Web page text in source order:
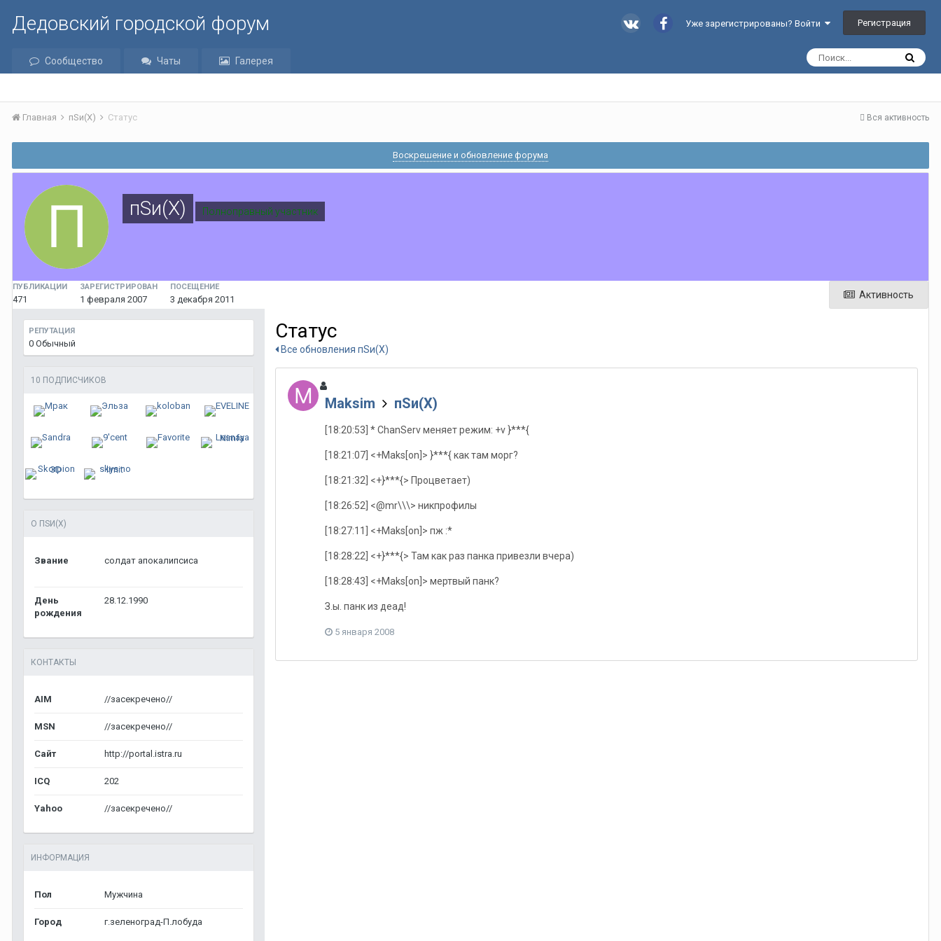
Дедовский городской форум Уже зарегистрированы? Войти Регистрация
Сообщество Чаты Галерея
Вся активность
Главная пSи(Х) Статус
Воскрешение и обновление форума
пSи(Х) Полноправный участник
Активность
ПУБЛИКАЦИИ
471
ЗАРЕГИСТРИРОВАН
1 февраля 2007
ПОСЕЩЕНИЕ
3 декабря 2011
РЕПУТАЦИЯ
0 Обычный
10 ПОДПИСЧИКОВ
О ПSИ(Х)
Звание солдат апокалипсиса
День
рождения
28.12.1990
КОНТАКТЫ
AIM //засекречено//
MSN //засекречено//
Сайт http://portal.istra.ru
ICQ 202
Yahoo //засекречено//
ИНФОРМАЦИЯ
Пол Мужчина
Город г.зеленоград-П.лобуда
Статус
Все обновления пSи(Х)
Maksim пSи(Х)
[18:20:53] * ChanServ меняет режим: +v }***{
[18:21:07] <+Maks[on]> }***{ как там морг?
[18:21:32] <+}***{> Процветает)
[18:26:52] <@mr\\\> никпрофилы
[18:27:11] <+Maks[on]> пж :*
[18:28:22] <+}***{> Там как раз панка привезли вчера)
[18:28:43] <+Maks[on]> мертвый панк?
З.ы. панк из деад!
5 января 2008